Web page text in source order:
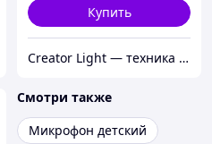
Купить
Creator Light — техника для контента
Смотри также
Микрофон детский